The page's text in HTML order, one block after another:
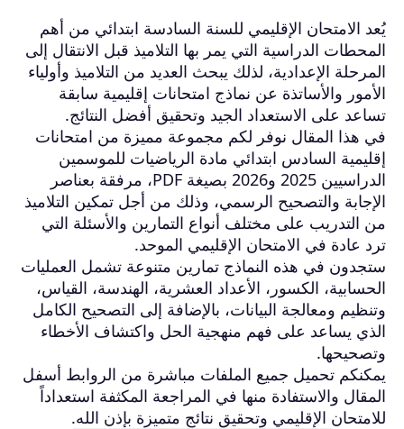
يُعد الامتحان الإقليمي للسنة السادسة ابتدائي من أهم
المحطات الدراسية التي يمر بها التلاميذ قبل الانتقال إلى
المرحلة الإعدادية، لذلك يبحث العديد من التلاميذ وأولياء
الأمور والأساتذة عن نماذج امتحانات إقليمية سابقة
تساعد على الاستعداد الجيد وتحقيق أفضل النتائج.
في هذا المقال نوفر لكم مجموعة مميزة من امتحانات
إقليمية السادس ابتدائي مادة الرياضيات للموسمين
الدراسيين 2025 و2026 بصيغة PDF، مرفقة بعناصر
الإجابة والتصحيح الرسمي، وذلك من أجل تمكين التلاميذ
من التدريب على مختلف أنواع التمارين والأسئلة التي
ترد عادة في الامتحان الإقليمي الموحد.
ستجدون في هذه النماذج تمارين متنوعة تشمل العمليات
الحسابية، الكسور، الأعداد العشرية، الهندسة، القياس،
وتنظيم ومعالجة البيانات، بالإضافة إلى التصحيح الكامل
الذي يساعد على فهم منهجية الحل واكتشاف الأخطاء
وتصحيحها.
يمكنكم تحميل جميع الملفات مباشرة من الروابط أسفل
المقال والاستفادة منها في المراجعة المكثفة استعداداً
للامتحان الإقليمي وتحقيق نتائج متميزة بإذن الله.